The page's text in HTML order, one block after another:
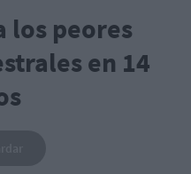
los peores
en 14